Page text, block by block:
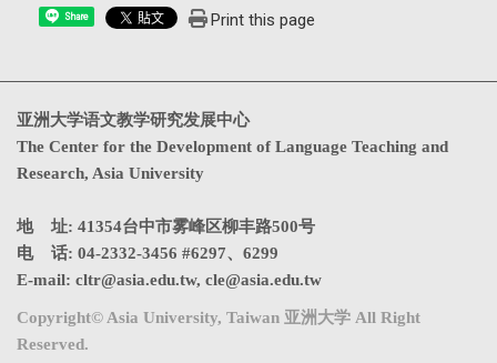
Share Print this page
亚洲大学语文教学研究发展中心
The Center for the Development of Language Teaching and
Research, Asia University
地 址: 41354台中市雾峰区柳丰路500号
电 话: 04-2332-3456 #6297、6299
E-mail: cltr@asia.edu.tw, cle@asia.edu.tw
Copyright© Asia University, Taiwan 亚洲大学 All Right
Reserved.